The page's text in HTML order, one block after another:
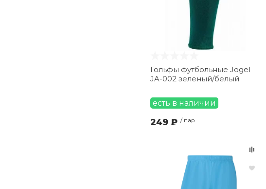
Гольфы футбольные Jögel
JA-002 зеленый/белый
есть в наличии
249 ₽ / пар.